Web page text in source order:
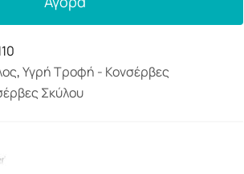
,Υγρή Τροφή - Κονσέρβες
Σκύλου